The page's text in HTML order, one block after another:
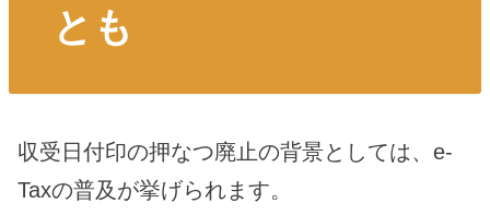
とも
収受日付印の押なつ廃止の背景としては、e-
Taxの普及が挙げられます。